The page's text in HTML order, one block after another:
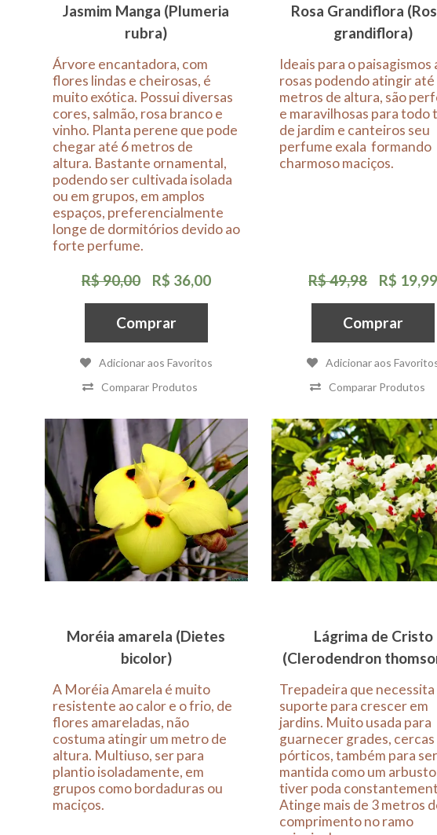
Jasmim Manga (Plumeria
rubra)
Árvore encantadora, com
flores lindas e cheirosas, é
muito exótica. Possui diversas
cores, salmão, rosa branco e
vinho. Planta perene que pode
chegar até 6 metros de
altura. Bastante ornamental,
podendo ser cultivada isolada
ou em grupos, em amplos
espaços, preferencialmente
longe de dormitórios devido ao
forte perfume.
R$ 90,00 R$ 36,00
Comprar
Comparar Produtos
Adicionar aos Favoritos
Rosa Grandiflora
grandiflora)
Ideais para o paisagismos
rosas podendo atingir até
metros de altura, são
e maravilhosas para todo
de jardim e canteiros seu
perfume exala formando
charmoso maciços.
R$ 49,98 R$ 19,99
Comprar
Comparar Produtos
Adicionar aos
Moréia amarela (Dietes
bicolor)
A Moréia Amarela é muito
resistente ao calor e o frio, de
flores amareladas, não
costuma atingir um metro de
altura. Multiuso, ser para
plantio isoladamente, em
grupos como bordaduras ou
maciços.
Lágrima de Cristo
(Clerodendron
Trepadeira que necessita
suporte para crescer em
jardins. Muito usada para
guarnecer grades, cercas
pórticos, também para ser
mantida como um
tiver poda
Atinge mais de 3 metros
comprimento no ramo